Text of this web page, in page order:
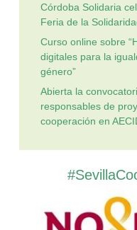
Córdoba Solidaria
Feria de la
Curso online sobre
digitales para la
género”
Abierta la
responsables de
cooperación en